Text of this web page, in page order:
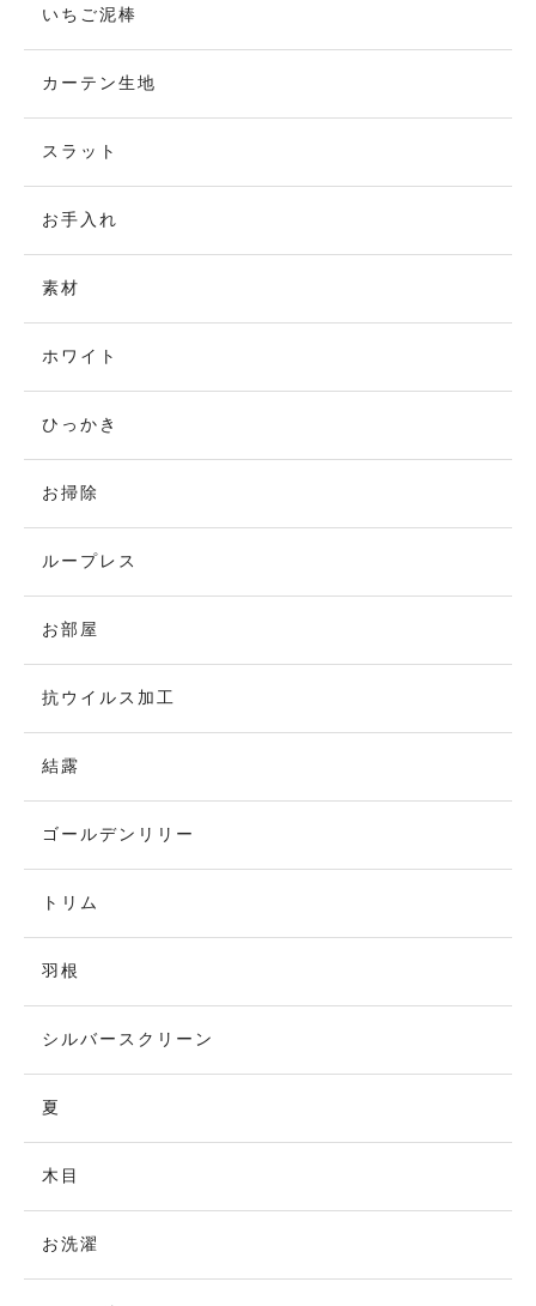
いちご泥棒
カーテン生地
スラット
お手入れ
素材
ホワイト
ひっかき
お掃除
ループレス
お部屋
抗ウイルス加工
結露
ゴールデンリリー
トリム
羽根
シルバースクリーン
夏
木目
お洗濯